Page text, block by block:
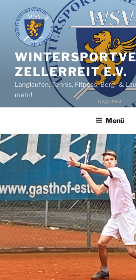
Inhalt
springen
ZELLERREIT E.V.
Langlaufen, Tennis, Fitness, Berg- &
mehr!
Menü